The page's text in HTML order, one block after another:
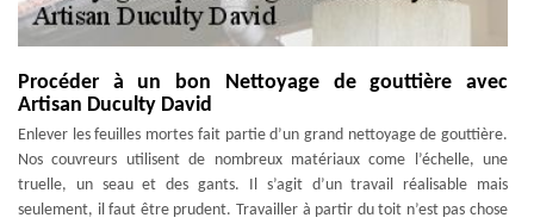
Procéder à un bon Nettoyage de gouttière avec
Artisan Duculty David
Enlever les feuilles mortes fait partie d’un grand nettoyage de gouttière.
Nos couvreurs utilisent de nombreux matériaux come l’échelle, une
truelle, un seau et des gants. Il s’agit d’un travail réalisable mais
seulement, il faut être prudent. Travailler à partir du toit n’est pas chose